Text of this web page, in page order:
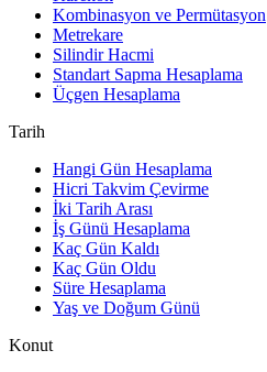
Kombinasyon ve Permütasyon
Metrekare
Silindir Hacmi
Standart Sapma Hesaplama
Üçgen Hesaplama
Tarih
Hangi Gün Hesaplama
Hicri Takvim Çevirme
İki Tarih Arası
İş Günü Hesaplama
Kaç Gün Kaldı
Kaç Gün Oldu
Süre Hesaplama
Yaş ve Doğum Günü
Konut